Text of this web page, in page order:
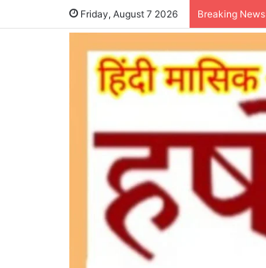
Friday, August 7 2026 Breaking News